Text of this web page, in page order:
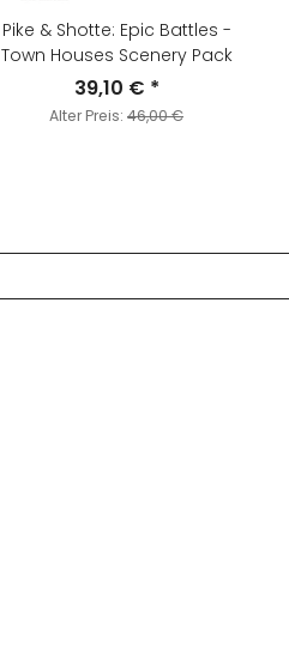
Pike & Shotte: Epic Battles -
Town Houses Scenery Pack
39,10 € *
Alter Preis: 46,00 €